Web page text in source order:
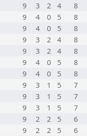
9 3 2 4
8
9 4 0 5
8
9 4 0 5
8
9 3 2 4
8
9 3 2 4
8
9 4 0 5
8
9 4 0 5
8
9 3 1 5
7
9 3 1 5
7
9 3 1 5
7
9 2 2 5
6
9 2 2 5
6